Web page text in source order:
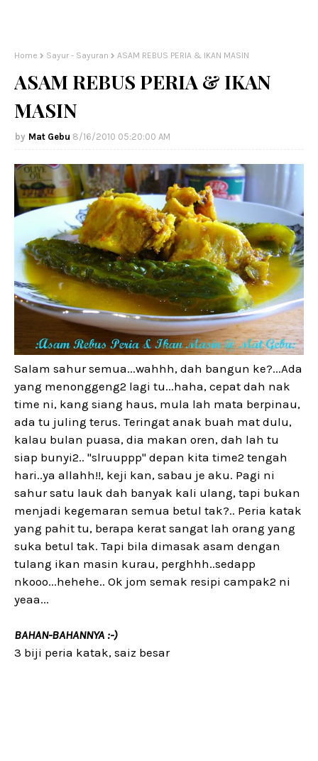
Home Sayur - Sayuran ASAM REBUS PERIA & IKAN MASIN
ASAM REBUS PERIA & IKAN
MASIN
Mat Gebu 8/16/2010 05:20:00 AM
Salam sahur semua...wahhh, dah bangun ke?...Ada
yang menonggeng2 lagi tu...haha, cepat dah nak
time ni, kang siang haus, mula lah mata berpinau,
ada tu juling terus. Teringat anak buah mat dulu,
kalau bulan puasa, dia makan oren, dah lah tu
siap bunyi2.. "slruuppp" depan kita time2 tengah
hari..ya allahh!!, keji kan, sabau je aku. Pagi ni
sahur satu lauk dah banyak kali ulang, tapi bukan
menjadi kegemaran semua betul tak?.. Peria katak
yang pahit tu, berapa kerat sangat lah orang yang
suka betul tak. Tapi bila dimasak asam dengan
tulang ikan masin kurau, perghhh..sedapp
nkooo...hehehe.. Ok jom semak resipi campak2 ni
yeaa...
BAHAN-BAHANNYA :-)
3 biji peria katak, saiz besar